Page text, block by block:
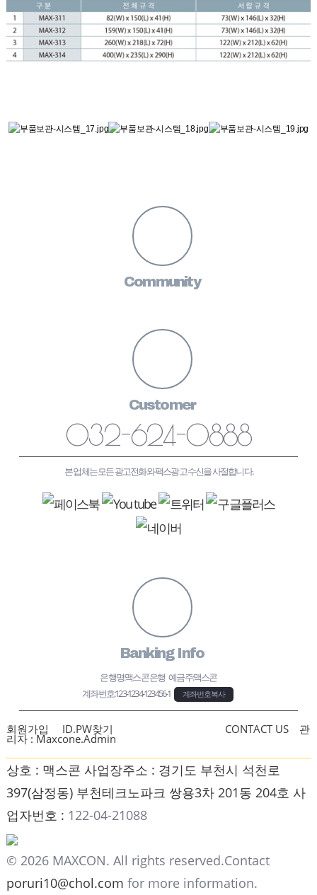
Community
Customer
032-624-0888
본 업체는 모든 광고전화와 팩스광고 수신을 사절합니다.
Banking Info
은행명:맥스콘 은행 예금주:맥스콘
계좌번호:123-1234-123456-1 계좌번호복사
회원가입 ID.PW찾기 CONTACT US 관
리자 :Maxcone.Admin
상호 : 맥스콘 사업장주소 : 경기도 부천시 석천로
397(삼정동) 부천테크노파크 쌍용3차 201동 204호 사
업자번호 : 122-04-21088
© 2026 MAXCON. All rights reserved.Contact
poruri10@chol.com for more information.